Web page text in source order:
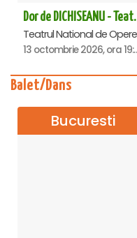
Dor de
13
Balet/Dans
Bucuresti